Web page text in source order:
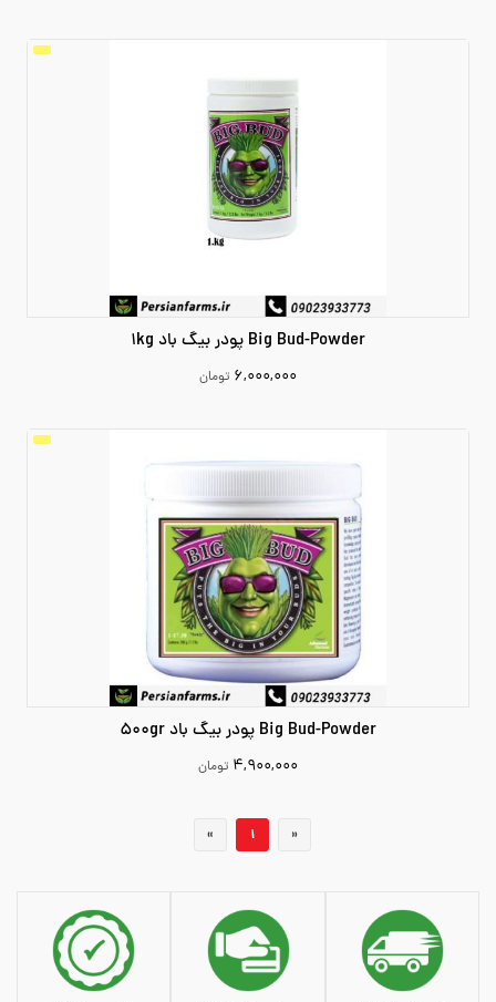
Big Bud-Powder پودر بیگ باد 1kg
۶,۰۰۰,۰۰۰ تومان
Big Bud-Powder پودر بیگ باد 500gr
۴,۹۰۰,۰۰۰ تومان
افزودن به سبد خرید
«
1
»